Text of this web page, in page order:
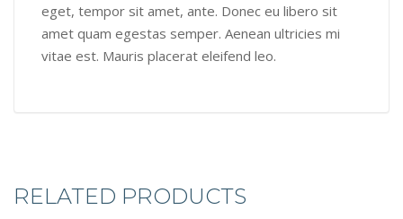
eget, tempor sit amet, ante. Donec eu libero sit
amet quam egestas semper. Aenean ultricies mi
vitae est. Mauris placerat eleifend leo.
RELATED PRODUCTS